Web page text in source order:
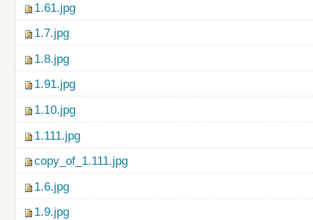
1.61.jpg
1.7.jpg
1.8.jpg
1.91.jpg
1.10.jpg
1.111.jpg
copy_of_1.111.jpg
1.6.jpg
1.9.jpg